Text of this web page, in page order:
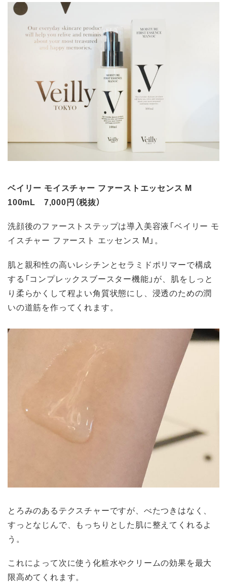
ベイリー モイスチャー ファーストエッセンス M
100mL 7,000円（税抜）
洗顔後のファーストステップは導入美容液「ベイリー モ
イスチャー ファースト エッセンス M」。
肌と親和性の高いレシチンとセラミドポリマーで構成
する「コンプレックスブースター機能」が、肌をしっと
り柔らかくして程よい角質状態にし、浸透のための潤
いの道筋を作ってくれます。
とろみのあるテクスチャーですが、べたつきはなく、
すっとなじんで、もっちりとした肌に整えてくれるよ
う。
これによって次に使う化粧水やクリームの効果を最大
限高めてくれます。